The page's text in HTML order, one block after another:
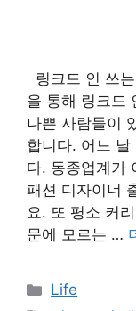
링크드 인 쓰
을 통해 링크드
나쁜 사람들이
합니다. 어느 날
다. 동종업계가
패션 디자이너
요. 또 평소 커
문에 모르는 …
카
Life